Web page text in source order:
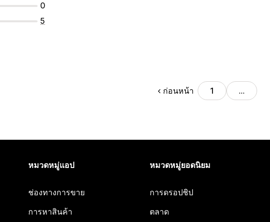
0
5
ก่อนหน้า 1 …
หมวดหมู่แอป
ช่องทางการขาย
การหาสินค้า
หมวดหมู่ยอดนิยม
การดรอปชิป
ตลาด